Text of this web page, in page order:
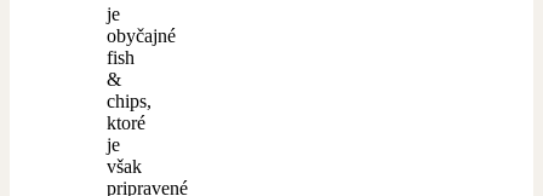
je
obyčajné
fish
&
chips,
ktoré
je
však
pripravené